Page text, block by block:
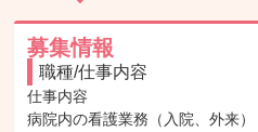
募集情報
職種/仕事内容
仕事内容
病院内の看護業務（入院、外来）